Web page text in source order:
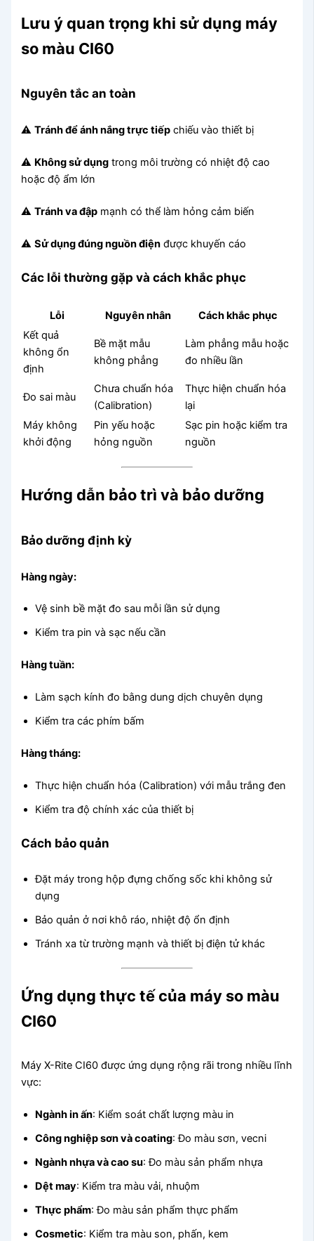
Lưu ý quan trọng khi sử dụng máy
so màu CI60
Nguyên tắc an toàn
⚠️Tránh để ánh nắng trực tiếp chiếu vào thiết bị
⚠️ Không sử dụng trong môi trường có nhiệt độ cao
hoặc độ ẩm lớn
⚠️Tránh va đập mạnh có thể làm hỏng cảm biến
⚠️Sử dụng đúng nguồn điện được khuyến cáo
Các lỗi thường gặp và cách khắc phục
Lỗi Nguyên nhân
Cách khắc phục
Kết quả
không ổn
định
Bề mặt mẫu
không phẳng
Làm phẳng mẫu hoặc
đo nhiều lần
Đo sai màu
Chưa chuẩn hóa
(Calibration)
Thực hiện chuẩn hóa
lại
Máy không
khởi động
Pin yếu hoặc
hỏng nguồn
Sạc pin hoặc kiểm tra
nguồn
Hướng dẫn bảo trì và bảo dưỡng
Bảo dưỡng định kỳ
Hàng ngày:
Vệ sinh bề mặt đo sau mỗi lần sử dụng
Kiểm tra pin và sạc nếu cần
Hàng tuần:
Làm sạch kính đo bằng dung dịch chuyên dụng
Kiểm tra các phím bấm
Hàng tháng:
Thực hiện chuẩn hóa (Calibration) với mẫu trắng đen
Kiểm tra độ chính xác của thiết bị
Cách bảo quản
Đặt máy trong hộp đựng chống sốc khi không sử
dụng
Bảo quản ở nơi khô ráo, nhiệt độ ổn định
Tránh xa từ trường mạnh và thiết bị điện tử khác
Ứng dụng thực tế của máy so màu
CI60
Máy X-Rite CI60 được ứng dụng rộng rãi trong nhiều lĩnh
vực:
Ngành in ấn: Kiểm soát chất lượng màu in
Công nghiệp sơn và coating: Đo màu sơn, vecni
Ngành nhựa và cao su: Đo màu sản phẩm nhựa
Dệt may: Kiểm tra màu vải, nhuộm
Thực phẩm: Đo màu sản phẩm thực phẩm
Cosmetic: Kiểm tra màu son, phấn, kem